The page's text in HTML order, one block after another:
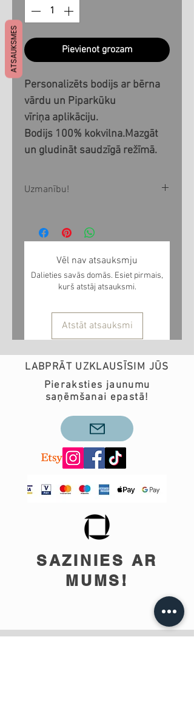
Pievienot grozam
Personalizēts bodijs ar bērna
vārdu un Piparkūku
vīriņa aplikāciju.
Bodijs 100% kokvilna.Mazgāt
un gludināt saudzīgā režīmā.
Uzmanību!
Jūsu pasūtījuma 1-3 nedēļu
saņemt noteiktā laikā, pirms
pasūtījuma veikšanas lūdzu
info@teobee.lv
Vēl nav atsauksmju
Dalieties savās domās. Esiet pirmais,
kurš atstāj atsauksmi.
Atstāt atsauksmi
LABPRĀT UZKLAUSĪSIM JŪS
Pieraksties jaunumu
saņēmšanai epastā!
SAZINIES AR
MUMS!
ATSAUKSMES